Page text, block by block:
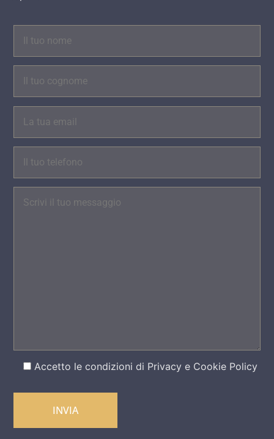
Accetto le condizioni di Privacy e Cookie Policy